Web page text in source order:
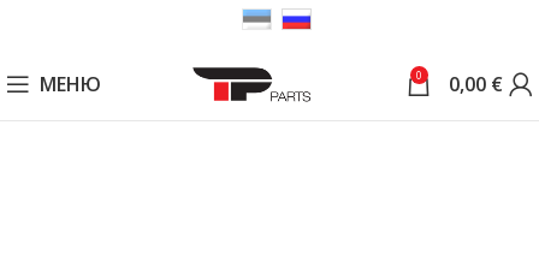
МЕНЮ 0 0,00 €